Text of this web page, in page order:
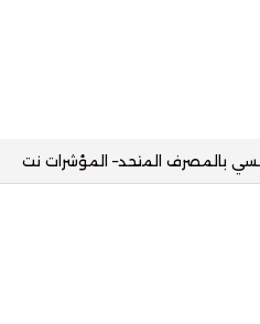
2.5 مليار جنيه– المؤشرات نت